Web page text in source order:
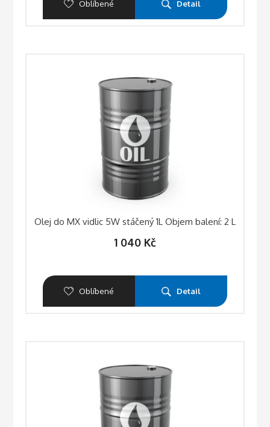
Oblíbené Detail
Olej do MX vidlic 5W stáčený 1L Objem balení: 2 L
1 040 Kč
Oblíbené Detail